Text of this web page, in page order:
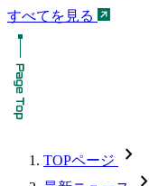
すべてを見る
TOPページ chevron_forward